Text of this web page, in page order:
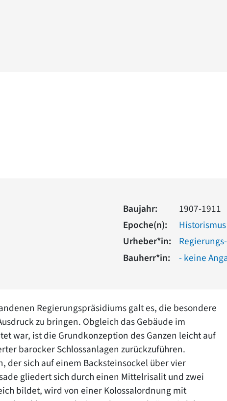
Baujahr:
1907-1911
Epoche(n):
Historismus
Urheber*in:
Bauherr*in:
- keine
Regierungspräsidiums galt es, die besondere
zu bringen. Obgleich das Gebäude im
war, ist die Grundkonzeption des Ganzen leicht auf
barocker Schlossanlagen zurückzuführen.
der sich auf einem Backsteinsockel über vier
gliedert sich durch einen Mittelrisalit und zwei
bildet, wird von einer Kolossalordnung mit